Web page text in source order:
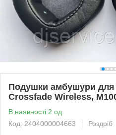
Подушки амбушури для
Crossfade Wireless,
В наявності 2 од.
Код: 2404000004663
Роздріб